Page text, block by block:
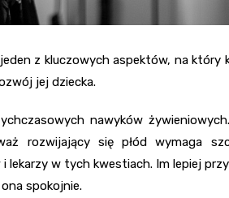
z kluczowych aspektów, na który
jej dziecka.
nawyków
rozwijający się płód wymaga
lekarzy w tych kwestiach. Im lepiej
spokojnie.